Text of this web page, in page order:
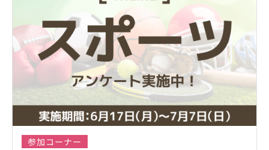
参加コーナー